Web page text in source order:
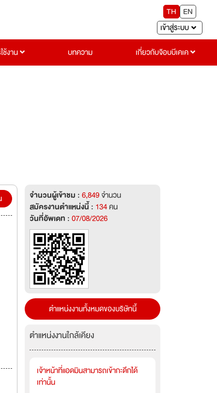
TH
EN
เข้าสู่ระบบ
ช้งาน บทความ เกี่ยวกับจ๊อบบีเคเค
จำนวนผู้เข้าชม :6,849จำนวน
สมัครงานตำแหน่งนี้ : 134คน
วันที่อัพเดท :07/08/2026
ตำแหน่งงานทั้งหมดของบริษัทนี้
ตำแหน่งงานใกล้เคียง
เจ้าหน้าที่แอดมินสามารถเข้ากะดึกได้
เท่านั้น